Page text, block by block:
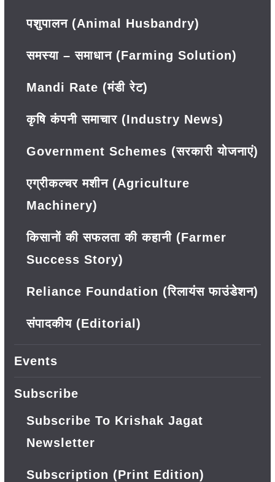
पशुपालन (Animal Husbandry)
समस्या – समाधान (Farming Solution)
Mandi Rate (मंडी रेट)
कृषि कंपनी समाचार (Industry News)
Government Schemes (सरकारी योजनाएं)
एग्रीकल्चर मशीन (Agriculture
Machinery)
किसानों की सफलता की कहानी (Farmer
Success Story)
Reliance Foundation (रिलायंस फाउंडेशन)
संपादकीय (Editorial)
Events
Subscribe
Subscribe To Krishak Jagat
Newsletter
Subscription (Print Edition)